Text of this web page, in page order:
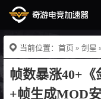
当前位置： 首页 » 剑星
帧数暴涨40+
+帧生成MOD